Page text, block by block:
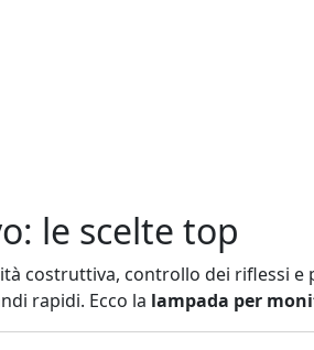
le scelte top
costruttiva, controllo dei riflessi
rapidi. Ecco la lampada per